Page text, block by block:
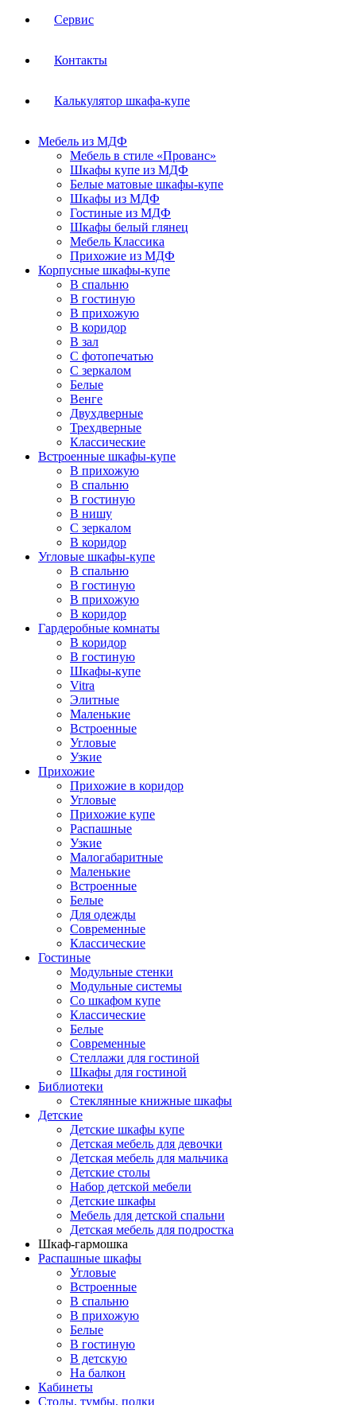
Сервис
Контакты
Калькулятор шкафа-купе
Мебель из МДФ
Мебель в стиле «Прованс»
Шкафы купе из МДФ
Белые матовые шкафы-купе
Шкафы из МДФ
Гостиные из МДФ
Шкафы белый глянец
Мебель Классика
Прихожие из МДФ
Корпусные шкафы-купе
В спальню
В гостиную
В прихожую
В коридор
В зал
С фотопечатью
С зеркалом
Белые
Венге
Двухдверные
Трехдверные
Классические
Встроенные шкафы-купе
В прихожую
В спальню
В гостиную
В нишу
С зеркалом
В коридор
Угловые шкафы-купе
В спальню
В гостиную
В прихожую
В коридор
Гардеробные комнаты
В коридор
В гостиную
Шкафы-купе
Vitra
Элитные
Маленькие
Встроенные
Угловые
Узкие
Прихожие
Прихожие в коридор
Угловые
Прихожие купе
Распашные
Узкие
Малогабаритные
Маленькие
Встроенные
Белые
Для одежды
Современные
Классические
Гостиные
Модульные стенки
Модульные системы
Со шкафом купе
Классические
Белые
Современные
Стеллажи для гостиной
Шкафы для гостиной
Библиотеки
Стеклянные книжные шкафы
Детские
Детские шкафы купе
Детская мебель для девочки
Детская мебель для мальчика
Детские столы
Набор детской мебели
Детские шкафы
Мебель для детской спальни
Детская мебель для подростка
Шкаф-гармошка
Распашные шкафы
Угловые
Встроенные
В спальню
В прихожую
Белые
В гостиную
В детскую
На балкон
Кабинеты
Столы, тумбы, полки